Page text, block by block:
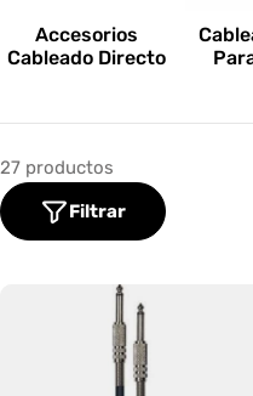
o
s
:
Accesorios
Cableado Directo
27 productos
Filtrar